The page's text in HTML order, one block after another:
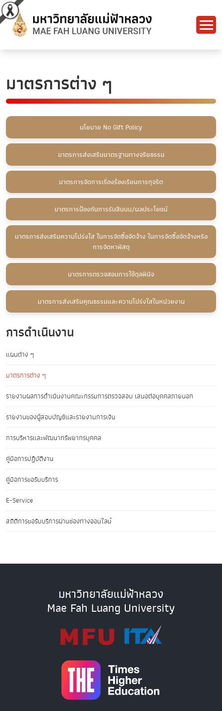
มาตรการต่าง ๆ
นโยบาย No Gift Policy
มาตรการส่งเสริมมาตรฐานทางจริยธรรม
มาตรการจัดการเรื่องร้องเรียนการทุจริต
มาตรการป้องกันการรับสินบน/ผลประโยชน์
มาตรการส่งเสริมความโปร่งใส ในการจัดซื้อจัดจ้าง ในการจัดซื้อจัดจ้างหรือ
การจัดหาพัสดุ
มาตรการตรวจสอบการใช้ดุลพินิจ
มาตรการส่งเสริมคุณธรรมและความโปร่งใสในหน่วยงาน
การดำเนินงาน
แผนต่าง ๆ
มาตรการต่าง ๆ
รายงานผลการดำเนินงานคณะกรรมการตรวจสอบ เสนอต่อบุคคลภายนอก
รายงานของผู้สอบบัญชีและรายงานการเงิน
การบริหารและพัฒนาทรัพยากรบุคคล
คู่มือการปฏิบัติงาน
คู่มือการขอรับบริการ
E-Service
สถิติการขอรับบริการผ่านช่องทางออนไลน์
มหาวิทยาลัยแม่ฟ้าหลวง
Mae Fah Luang University